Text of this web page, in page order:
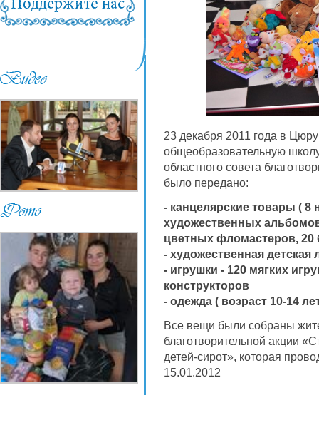
23 декабря 2011 года в
общеобразовательную
областного совета
было передано:
- канцелярские товары ( 8
художественных
цветных фломастеров, 20
- художественная детская
- игрушки - 120 мягких
конструкторов
- одежда ( возраст 10-14
Все вещи были собраны
благотворительной акции
детей-сирот», которая
15.01.2012